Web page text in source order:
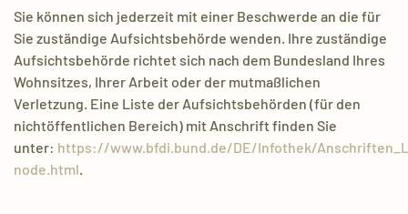
Sie können sich jederzeit mit einer Beschwerde an die für
Sie zuständige Aufsichtsbehörde wenden. Ihre zuständige
Aufsichtsbehörde richtet sich nach dem Bundesland Ihres
Wohnsitzes, Ihrer Arbeit oder der mutmaßlichen
Verletzung. Eine Liste der Aufsichtsbehörden (für den
nichtöffentlichen Bereich) mit Anschrift finden Sie
unter: https://www.bfdi.bund.de/DE/Infothek/
node.html.